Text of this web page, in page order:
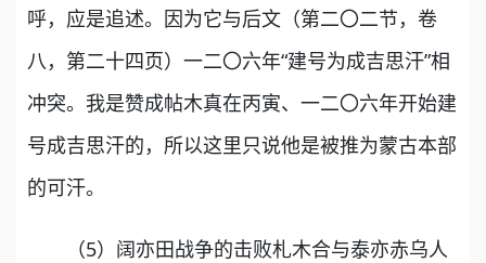
呼，应是追述。因为它与后文（第二〇二节，卷
八，第二十四页）一二〇六年“建号为成吉思汗”相
冲突。我是赞成帖木真在丙寅、一二〇六年开始建
号成吉思汗的，所以这里只说他是被推为蒙古本部
的可汗。
（5）阔亦田战争的击败札木合与泰亦赤乌人